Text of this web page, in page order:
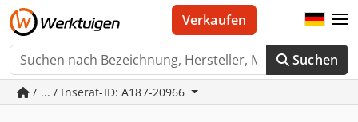
Suchen
Verkaufen
/ ... / Inserat-ID: A187-20966